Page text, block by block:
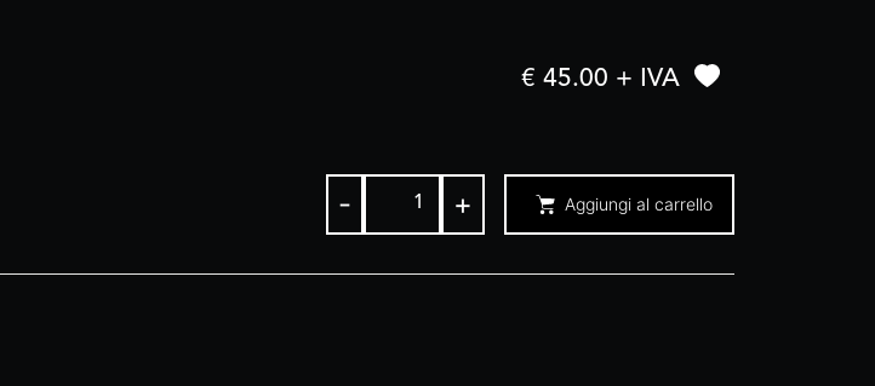
€ 45.00 + IVA
- + Aggiungi al carrello